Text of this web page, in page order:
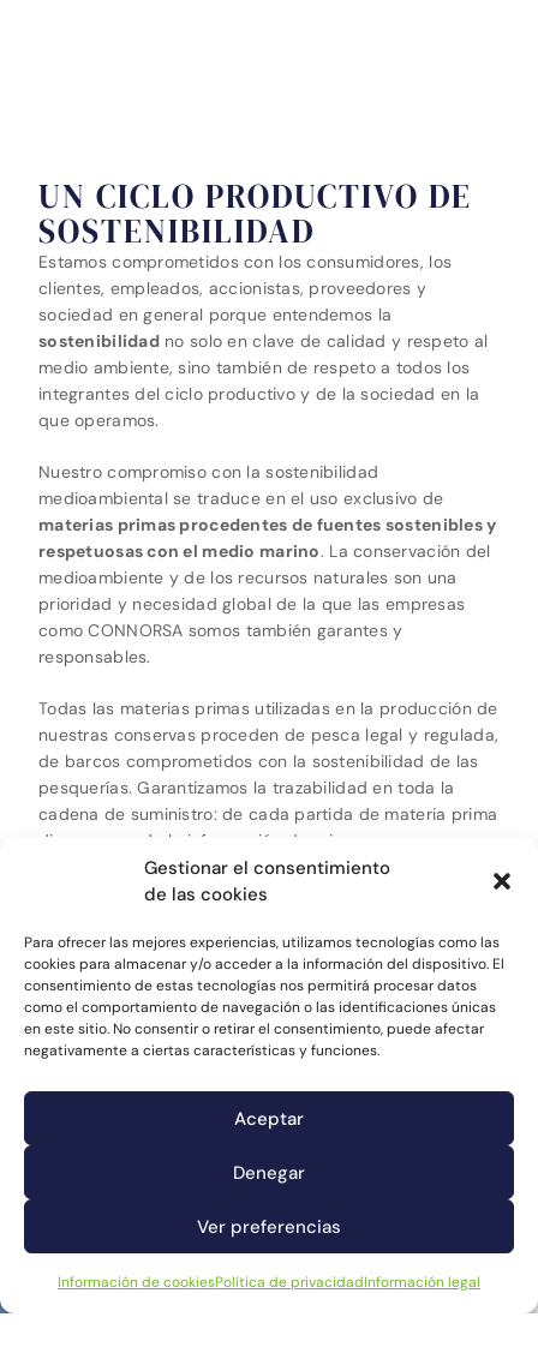
Gestionar el consentimiento
de las cookies
Para ofrecer las mejores experiencias, utilizamos tecnologías como las
cookies para almacenar y/o acceder a la información del dispositivo. El
consentimiento de estas tecnologías nos permitirá procesar datos
como el comportamiento de navegación o las identificaciones únicas
en este sitio. No consentir o retirar el consentimiento, puede afectar
negativamente a ciertas características y funciones.
Aceptar
Denegar
Ver preferencias
Información de cookiesPolítica de privacidadInformación legal
UN CICLO PRODUCTIVO DE
SOSTENIBILIDAD
Estamos comprometidos con los consumidores, los
clientes, empleados, accionistas, proveedores y
sociedad en general porque entendemos la
sostenibilidadno solo en clave de calidad y respeto al
medio ambiente, sino también de respeto a todos los
integrantes del ciclo productivo y de la sociedad en la
que operamos.
Nuestro compromiso con la sostenibilidad
medioambiental se traduce en el uso exclusivo de
materias primas procedentes de fuentes sostenibles y
respetuosas con el medio marino. La conservación del
medioambiente y de los recursos naturales son una
prioridad y necesidad global de la que las empresas
como CONNORSA somos también garantes y
responsables.
Todas las materias primas utilizadas en la producción de
nuestras conservas proceden de pesca legal y regulada,
de barcos comprometidos con la sostenibilidad de las
pesquerías. Garantizamos la trazabilidad en toda la
cadena de suministro: de cada partida de materia prima
disponemos de la información de origen
correspondiente, que detalla la zona FAO de pesca y el
método empleado en cada caso. Responsabilidad